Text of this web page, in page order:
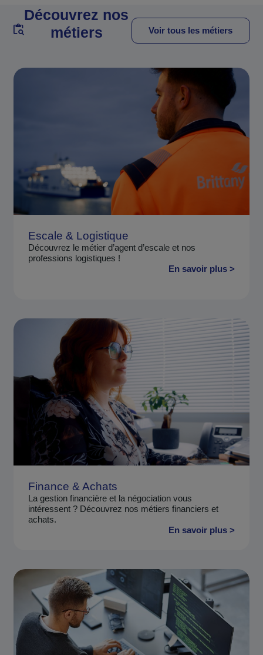
Découvrez nos
métiers
Voir tous les métiers
Escale & Logistique
Découvrez le métier d’agent d’escale et nos
professions logistiques !
En savoir plus >
Finance & Achats
La gestion financière et la négociation vous
intéressent ? Découvrez nos métiers financiers et
achats.
En savoir plus >